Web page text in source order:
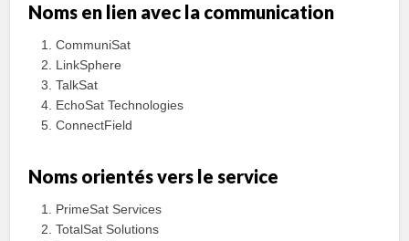
Noms en lien avec la communication
CommuniSat
LinkSphere
TalkSat
EchoSat Technologies
ConnectField
Noms orientés vers le service
PrimeSat Services
TotalSat Solutions